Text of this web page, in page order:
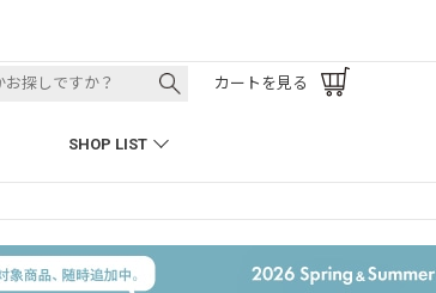
SHOP LIST
カートを見る